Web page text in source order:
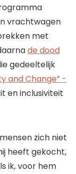
​​vrachtwagen
met
de dood
gedeeltelijk
and Change” -
en inclusiviteit
zich niet
heeft gekocht,
ik, voor hem